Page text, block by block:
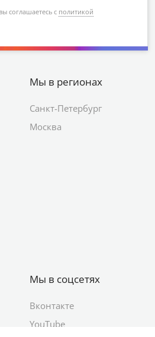
соглашаетесь с политикой
Мы в регионах
Санкт-Петербург
Москва
Мы в соцсетях
Вконтакте
YouTube